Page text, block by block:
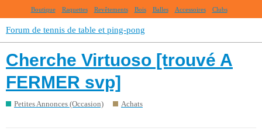
Boutique Raquettes Revêtements Bois Balles Accessoires Clubs
Forum de tennis de table et ping-pong
Cherche Virtuoso [trouvé A
FERMER svp]
Petites Annonces (Occasion) Achats